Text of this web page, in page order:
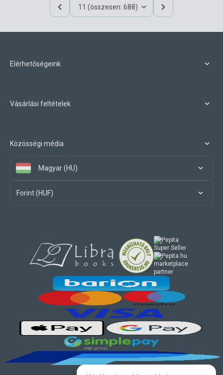
11 (összesen: 688)
Elérhetőségeink
Vásárlási feltételek
Közösségi média
Magyar (HU)
Forint (HUF)
marketplace
partner